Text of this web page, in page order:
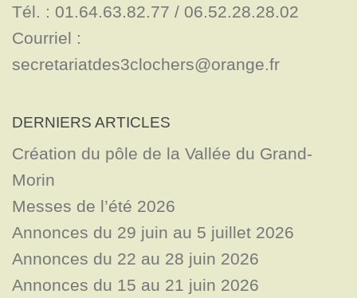
Tél. : 01.64.63.82.77 / 06.52.28.28.02
Courriel :
secretariatdes3clochers@orange.fr
DERNIERS ARTICLES
Création du pôle de la Vallée du Grand-
Morin
Messes de l’été 2026
Annonces du 29 juin au 5 juillet 2026
Annonces du 22 au 28 juin 2026
Annonces du 15 au 21 juin 2026